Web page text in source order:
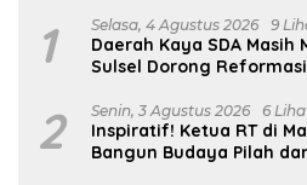
1 Selasa, 4 Agustus 2026 9
Daerah Kaya SDA Masih
Sulsel Dorong
2 Senin, 3 Agustus 2026 6
Inspiratif! Ketua RT di
Bangun Budaya Pilah